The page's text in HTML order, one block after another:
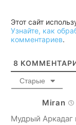
Этот сайт
Узнайте, как
комментариев.
8
Старые
Miran
Мудрый Аркадаг